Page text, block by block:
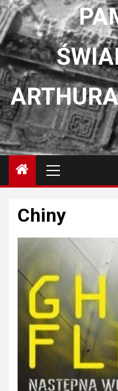
główne
Chiny